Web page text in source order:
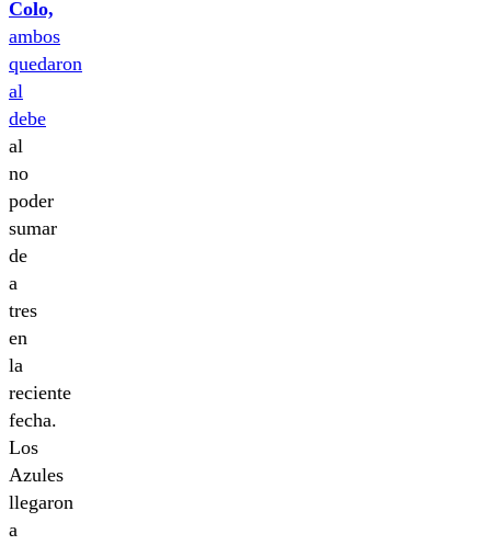
Colo,
ambos
quedaron
al
debe
al
no
poder
sumar
de
a
tres
en
la
reciente
fecha.
Los
Azules
llegaron
a